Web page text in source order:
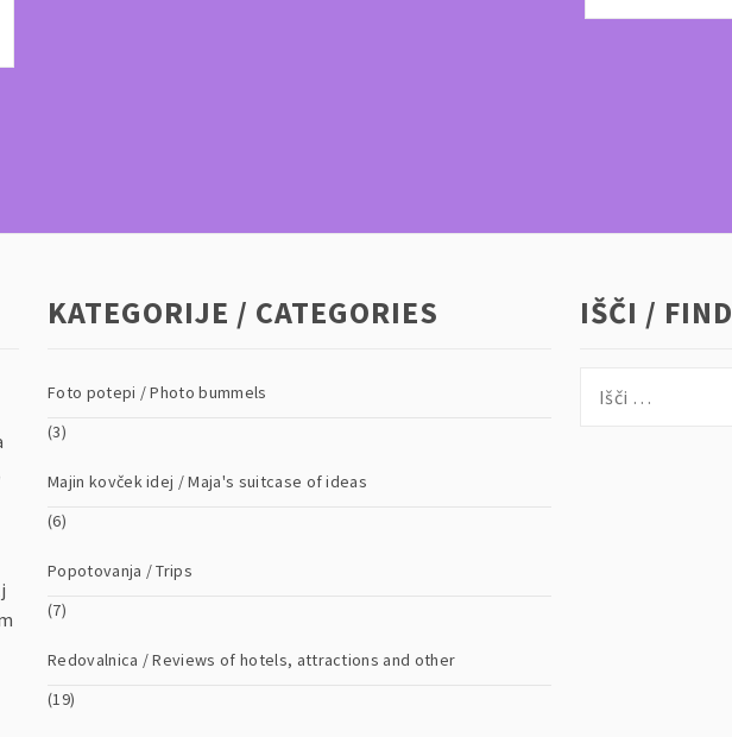
KATEGORIJE / CATEGORIES
Foto potepi / Photo bummels
(3)
Majin kovček idej / Maja's suitcase of ideas
(6)
Popotovanja / Trips
(7)
Redovalnica / Reviews of hotels, attractions and other
(19)
IŠČI / FIND